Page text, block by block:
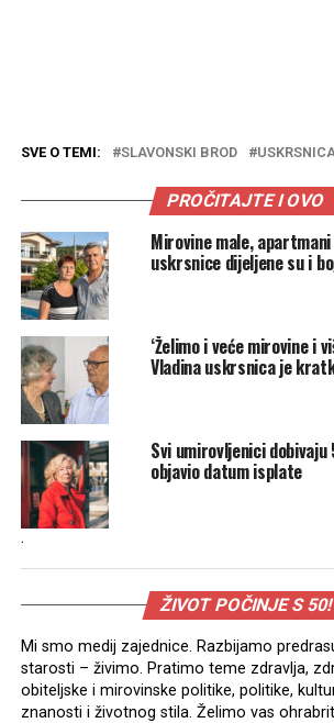
SVE O TEMI: SLAVONSKI BROD
PROČITAJTE I OVO
Mirovine male,
uskrsnice dijeljene su i
‘Želimo i veće mirovine i
Vladina uskrsnica je
Svi umirovljenici dobivaju
objavio datum isplate
.
ŽIVOT POČINJE S 50!
Mi smo medij zajednice. Razbijamo
starosti – živimo. Pratimo teme zdravlja,
obiteljske i mirovinske politike, politike,
znanosti i životnog stila. Želimo vas